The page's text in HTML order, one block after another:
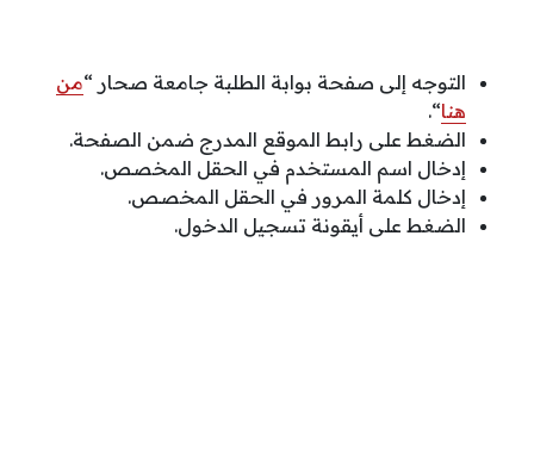
التوجه إلى صفحة بوابة الطلبة جامعة صحار “من
هنا“.
الضغط على رابط الموقع المدرج ضمن الصفحة.
إدخال اسم المستخدم في الحقل المخصص.
إدخال كلمة المرور في الحقل المخصص.
الضغط على أيقونة تسجيل الدخول.